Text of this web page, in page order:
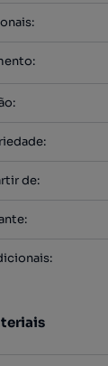
:
:
:
:
de:
:
: